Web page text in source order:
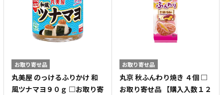
お取り寄せ品
丸美屋 のっけるふりかけ 和
風ツナマヨ９０ｇ □お取り寄
お取り寄せ品
丸京 秋ふんわり焼き ４個 □
お取り寄せ品 【購入入数１２